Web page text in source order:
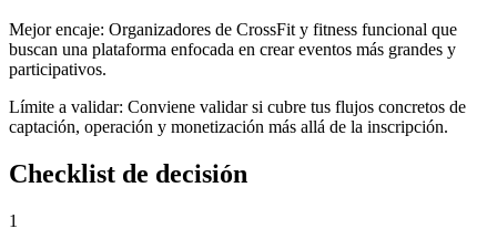
Mejor encaje: Organizadores de CrossFit y fitness funcional que
buscan una plataforma enfocada en crear eventos más grandes y
participativos.
Límite a validar: Conviene validar si cubre tus flujos concretos de
captación, operación y monetización más allá de la inscripción.
Checklist de decisión
1